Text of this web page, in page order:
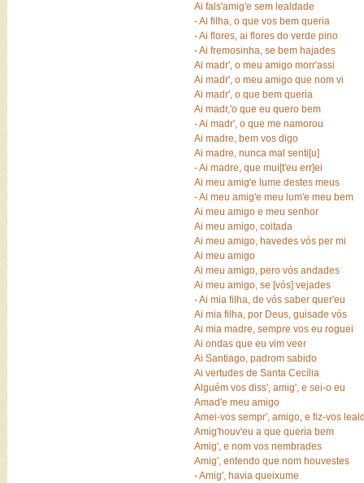
Ai fals'amig'e sem lealdade
- Ai filha, o que vos bem queria
- Ai flores, ai flores do verde pino
- Ai fremosinha, se bem hajades
Ai madr', o meu amigo morr'assi
Ai madr', o meu amigo que nom vi
Ai madr', o que bem queria
Ai madr,'o que eu quero bem
- Ai madr', o que me namorou
Ai madre, bem vos digo
Ai madre, nunca mal senti[u]
- Ai madre, que mui[t'eu err]ei
Ai meu amig'e lume destes meus
- Ai meu amig'e meu lum'e meu bem
Ai meu amigo e meu senhor
Ai meu amigo, coitada
Ai meu amigo, havedes vós per mi
Ai meu amigo
Ai meu amigo, pero vós andades
Ai meu amigo, se [vós] vejades
- Ai mia filha, de vós saber quer'eu
Ai mia filha, por Deus, guisade vós
Ai mia madre, sempre vos eu roguei
Ai ondas que eu vim veer
Ai Santiago, padrom sabido
Ai vertudes de Santa Cecília
Alguém vos diss', amig', e sei-o eu
Amad'e meu amigo
Amei-vos sempr', amigo, e fiz-vos
Amig'houv'eu a que queria bem
Amig', e nom vos nembrades
Amig', entendo que nom houvestes
- Amig', havia queixume